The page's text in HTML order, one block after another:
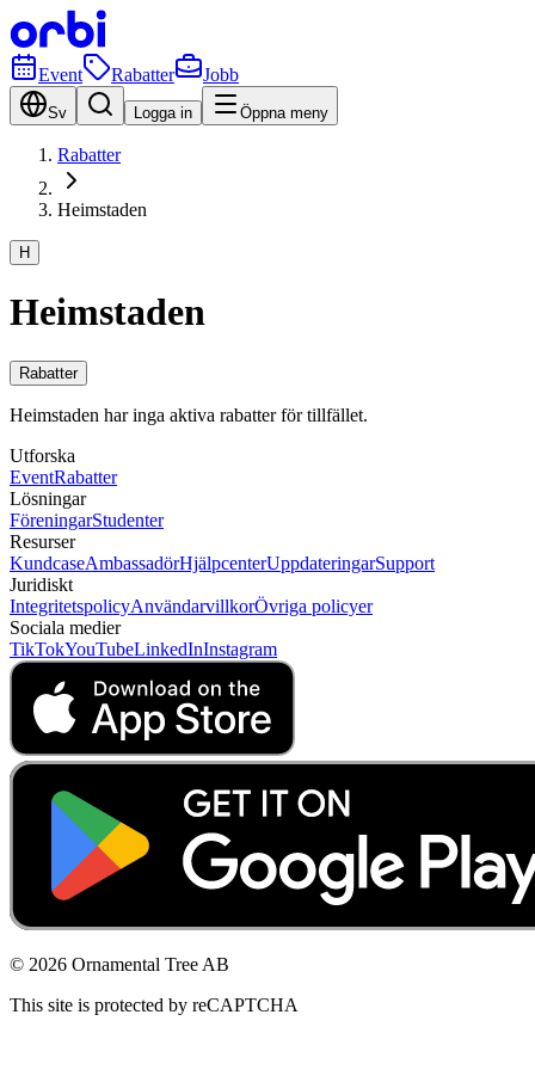
Event Rabatter Jobb
Sv Logga in Öppna meny
Rabatter
Heimstaden
H
Heimstaden
Rabatter
Heimstaden har inga aktiva rabatter för tillfället.
Utforska
EventRabatter
Lösningar
FöreningarStudenter
Resurser
KundcaseAmbassadörHjälpcenterUppdateringarSupport
Juridiskt
IntegritetspolicyAnvändarvillkorÖvriga policyer
Sociala medier
TikTokYouTubeLinkedInInstagram
© 2026 Ornamental Tree AB
This site is protected by reCAPTCHA